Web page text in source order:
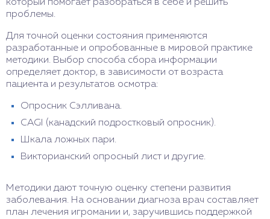
который помогает разобраться в себе и решить
проблемы.
Для точной оценки состояния применяются
разработанные и опробованные в мировой практике
методики. Выбор способа сбора информации
определяет доктор, в зависимости от возраста
пациента и результатов осмотра:
Опросник Сэлливана.
CAGI (канадский подростковый опросник).
Шкала ложных пари.
Викторианский опросный лист и другие.
Методики дают точную оценку степени развития
заболевания. На основании диагноза врач составляет
план лечения игромании и, заручившись поддержкой